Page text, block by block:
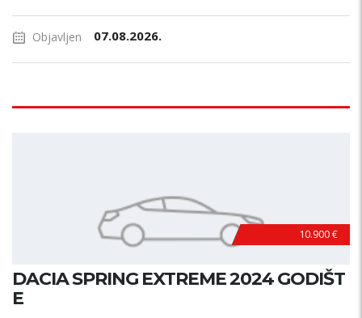
Objavljen 07.08.2026.
10.900 €
DACIA SPRING EXTREME 2024 GODIŠT
E